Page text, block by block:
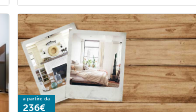
a partire da
236€